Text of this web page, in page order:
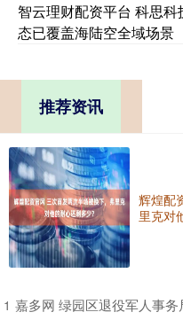
智云理财配资平台 科思
态已覆盖海陆空全域场景
推荐资讯
辉煌配
里克对
1 嘉多网 绿园区退役军人事